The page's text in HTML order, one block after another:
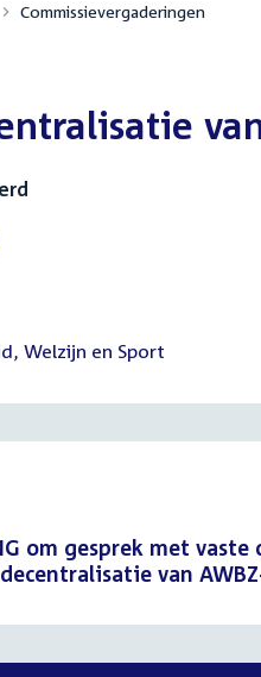
Commissievergaderingen
Welzijn en Sport
om gesprek met
van